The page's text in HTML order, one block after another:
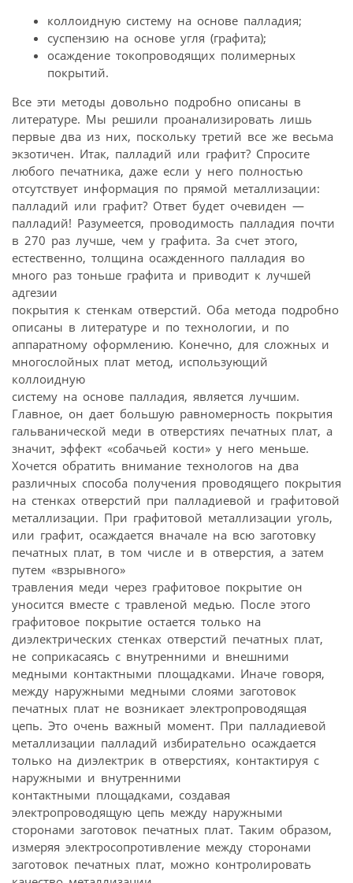
коллоидную систему на основе палладия;
суспензию на основе угля (графита);
осаждение токопроводящих полимерных
покрытий.
Все эти методы довольно подробно описаны в
литературе. Мы решили проанализировать лишь
первые два из них, поскольку третий все же весьма
экзотичен. Итак, палладий или графит? Спросите
любого печатника, даже если у него полностью
отсутствует информация по прямой металлизации:
палладий или графит? Ответ будет очевиден —
палладий! Разумеется, проводимость палладия почти
в 270 раз лучше, чем у графита. За счет этого,
естественно, толщина осажденного палладия во
много раз тоньше графита и приводит к лучшей
адгезии
покрытия к стенкам отверстий. Оба метода подробно
описаны в литературе и по технологии, и по
аппаратному оформлению. Конечно, для сложных и
многослойных плат метод, использующий
коллоидную
систему на основе палладия, является лучшим.
Главное, он дает большую равномерность покрытия
гальванической меди в отверстиях печатных плат, а
значит, эффект «собачьей кости» у него меньше.
Хочется обратить внимание технологов на два
различных способа получения проводящего покрытия
на стенках отверстий при палладиевой и графитовой
металлизации. При графитовой металлизации уголь,
или графит, осаждается вначале на всю заготовку
печатных плат, в том числе и в отверстия, а затем
путем «взрывного»
травления меди через графитовое покрытие он
уносится вместе с травленой медью. После этого
графитовое покрытие остается только на
диэлектрических стенках отверстий печатных плат,
не соприкасаясь с внутренними и внешними
медными контактными площадками. Иначе говоря,
между наружными медными слоями заготовок
печатных плат не возникает электропроводящая
цепь. Это очень важный момент. При палладиевой
металлизации палладий избирательно осаждается
только на диэлектрик в отверстиях, контактируя с
наружными и внутренними
контактными площадками, создавая
электропроводящую цепь между наружными
сторонами заготовок печатных плат. Таким образом,
измеряя электросопротивление между сторонами
заготовок печатных плат, можно контролировать